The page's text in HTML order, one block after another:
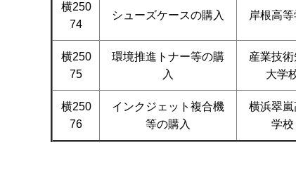
横250
74
シューズケースの購入 岸根高
横250
75
環境推進トナー等の購
入
産業技術
大学
横250
76
インクジェット複合機
等の購入
横浜翠
学校